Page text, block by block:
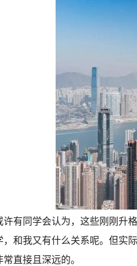
许有同学会认为，这些刚刚升
，和我又有什么关系呢。但实
常直接且深远的。